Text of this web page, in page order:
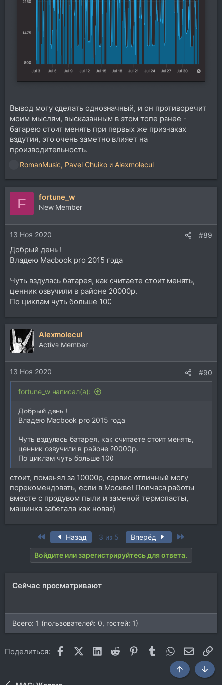
Вывод могу сделать однозначный, и он противоречит
моим мыслям, высказанным в этом топе ранее -
батарею стоит менять при первых же признаках
вздутия, это очень заметно влияет на
производительность.
е
а
и
и
:
RomanMusic, Pavel Chuiko и Alexmolecul
F fortune_w
New Member
13 Ноя 2020 #89
Добрый день !
Владею Macbook pro 2015 года
Чуть вздулась батарея, как считаете стоит менять,
ценник озвучили в районе 20000р.
По циклам чуть больше 100
Alexmolecul
Active Member
13 Ноя 2020 #90
fortune_w написал(а):
Добрый день !
Владею Macbook pro 2015 года
Чуть вздулась батарея, как считаете стоит менять,
ценник озвучили в районе 20000р.
По циклам чуть больше 100
стоит, поменял за 10000р, сервис отличный могу
порекомендовать, если в Москве! Полчаса работы
вместе с продувом пыли и заменой термопасты,
машинка забегала как новая)
First Назад 3 из 5 Вперёд
Войдите или зарегистрируйтесь для ответа.
Сейчас просматривают
Всего: 1 (пользователей: 0, гостей: 1)
Поделиться: FacebookX (Twitter)
LinkedIn
Reddit Pinterest
Tumblr WhatsApp
Сверху Снизу